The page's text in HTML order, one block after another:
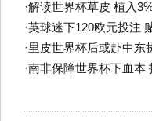
·解读世界杯草皮 植入
·英球迷下120欧元投注
·里皮世界杯后或赴中东
·南非保障世界杯下血本